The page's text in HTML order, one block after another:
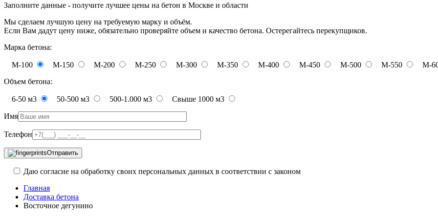
Заполните данные - получите лучшее цены на бетон в Москве и области
Мы сделаем лучшую цену на требуемую марку и объём.
Если Вам дадут цену ниже, обязательно проверяйте объем и качество бетона. Остерегайтесь перекупщиков.
Марка бетона:
М-100 М-150 М-200 М-250 М-300 М-350 М-400 М-450 М-500 М-550
М-
Объем бетона:
6-50 м3 50-500 м3 500-1.000 м3 Свыше 1000 м3
Имя
Телефон
Отправить
Даю согласие на обработку своих персональных данных в соответствии с законом
Главная
Доставка бетона
Восточное дегунино